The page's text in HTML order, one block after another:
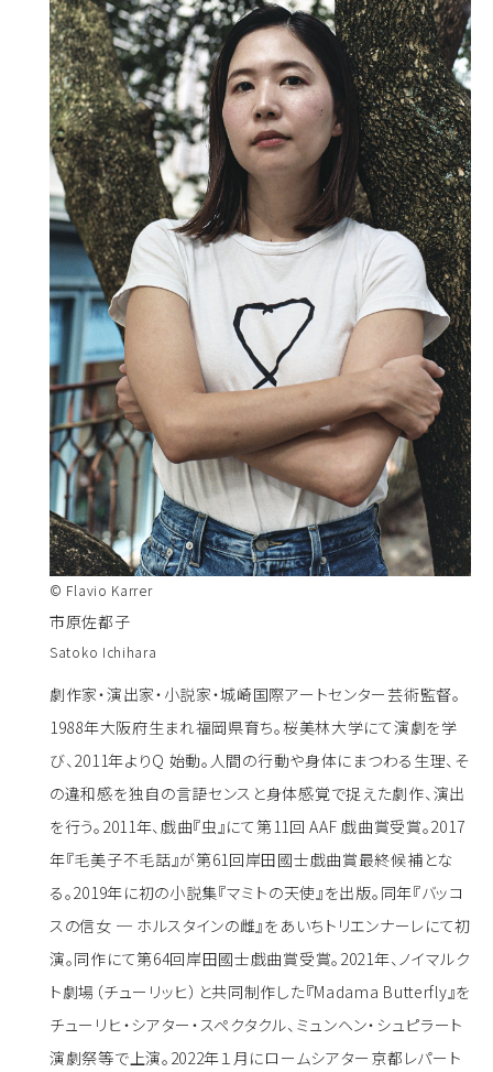
© Flavio Karrer
市原佐都子
Satoko Ichihara
劇作家・演出家・小説家・城崎国際アートセンター芸術監督。
1988年大阪府生まれ福岡県育ち。桜美林大学にて演劇を学
び、2011年よりQ 始動。人間の行動や身体にまつわる生理、そ
の違和感を独自の言語センスと身体感覚で捉えた劇作、演出
を行う。2011年、戯曲『虫』にて第11回 AAF 戯曲賞受賞。2017
年『毛美子不毛話』が第61回岸田國士戯曲賞最終候補とな
る。2019年に初の小説集『マミトの天使』を出版。同年『バッコ
スの信女 ─ ホルスタインの雌』をあいちトリエンナーレにて初
演。同作にて第64回岸田國士戯曲賞受賞。2021年、ノイマルク
ト劇場（チューリッヒ）と共同制作した『Madama Butterfly』を
チューリヒ・シアター・スペクタクル、ミュンヘン・シュピラート
演劇祭等で上演。2022年１月にロームシアター京都レパート